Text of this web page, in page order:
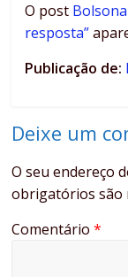
O post
resposta”
Publicação de:
Deixe um
O seu endereço
obrigatórios são
Comentário*